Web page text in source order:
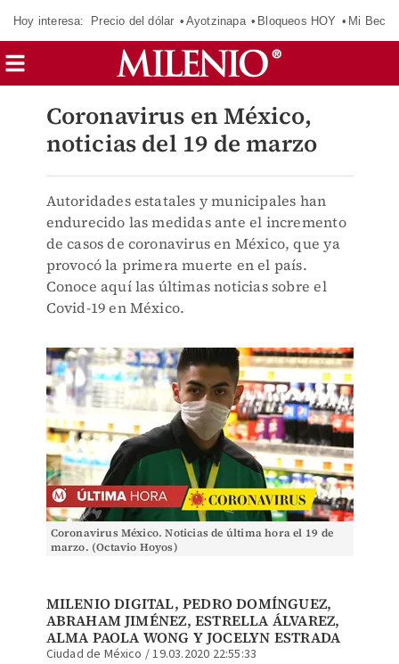
Hoy interesa: Precio del dólar Ayotzinapa Bloqueos HOY Mi Beca
Coronavirus en México,
noticias del 19 de marzo
Autoridades estatales y municipales han
endurecido las medidas ante el incremento
de casos de coronavirus en México, que ya
provocó la primera muerte en el país.
Conoce aquí las últimas noticias sobre el
Covid-19 en México.
Coronavirus México. Noticias de última hora el 19 de
marzo. (Octavio Hoyos)
MILENIO DIGITAL, PEDRO DOMÍNGUEZ,
ABRAHAM JIMÉNEZ, ESTRELLA ÁLVAREZ,
ALMA PAOLA WONG Y JOCELYN ESTRADA
Ciudad de México /19.03.2020 22:55:33